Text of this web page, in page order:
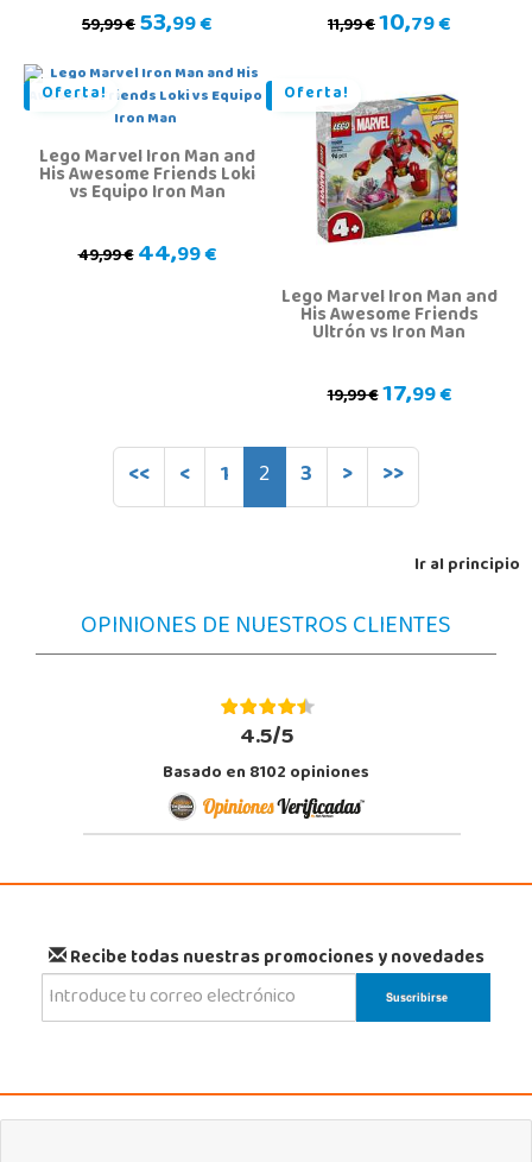
59,99 €53,99 € 11,99 €10,79 €
Oferta!
Lego Marvel Iron Man and
His Awesome Friends Loki
vs Equipo Iron Man
49,99 €44,99 €
Oferta!
Lego Marvel Iron Man and
His Awesome Friends
Ultrón vs Iron Man
19,99 €17,99 €
<< < 1 2 3 > >>
Ir al principio
OPINIONES DE NUESTROS CLIENTES
4.5/5
Basado en 8102 opiniones
Recibe todas nuestras promociones y novedades